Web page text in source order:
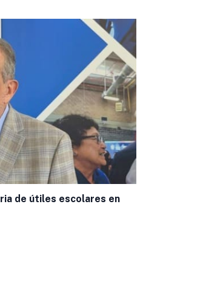
de útiles escolares en